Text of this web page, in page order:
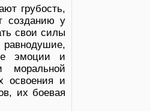
грубость,
созданию у
свои силы
эмоции и
моральной
освоения и
их боевая